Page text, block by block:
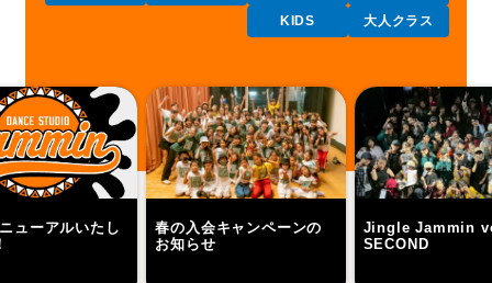
KIDS 大人クラス
ューアルいたし
春の入会キャンペーンの
お知らせ
Jingle Jammin
SECOND